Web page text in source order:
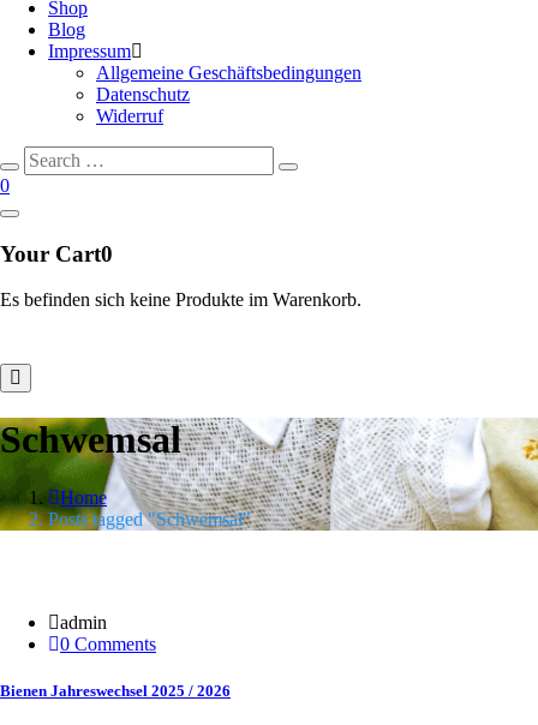
Shop
Blog
Impressum
Allgemeine Geschäftsbedingungen
Datenschutz
Widerruf
Search
for:
Search
0
Your Cart0
Es befinden sich keine Produkte im Warenkorb.
Schwemsal
Home
Posts tagged "Schwemsal"
admin
0 Comments
Bienen Jahreswechsel 2025 / 2026